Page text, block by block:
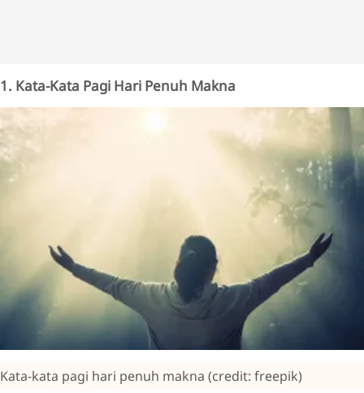
1. Kata-Kata Pagi Hari Penuh Makna
Kata-kata pagi hari penuh makna (credit: freepik)